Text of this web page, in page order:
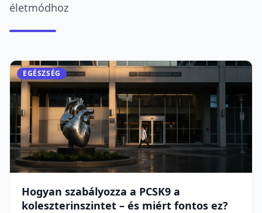
életmódhoz
EGÉSZSÉG
Hogyan szabályozza a PCSK9 a
koleszterinszintet – és miért fontos ez?